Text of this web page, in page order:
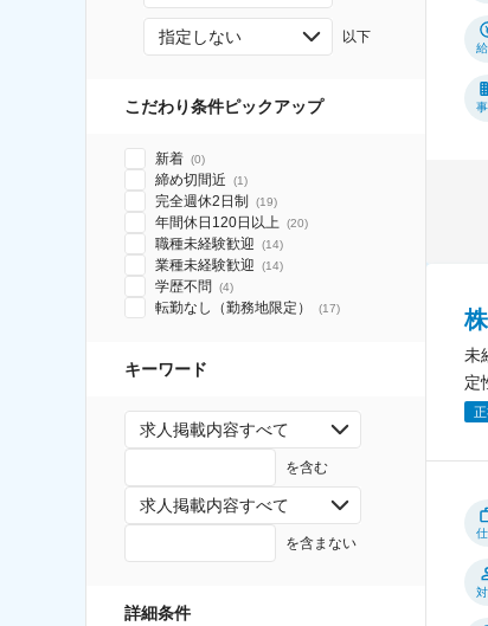
指定しない 以下
こだわり条件ピックアップ
新着 (0)
締め切間近 (1)
完全週休2日制 (19)
年間休日120日以上 (20)
職種未経験歓迎 (14)
業種未経験歓迎 (14)
学歴不問 (4)
転勤なし（勤務地限定） (17)
キーワード
求人掲載内容すべて
を含む
求人掲載内容すべて
を含まない
詳細条件
未
定